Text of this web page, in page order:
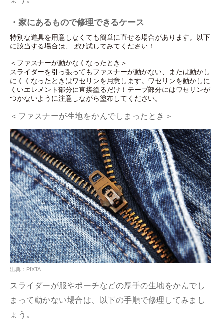
・家にあるもので修理できるケース
特別な道具を用意しなくても簡単に直せる場合があります。以下
に該当する場合は、ぜひ試してみてください！
＜ファスナーが動かなくなったとき＞
スライダーを引っ張ってもファスナーが動かない、または動かし
にくくなったときはワセリンを用意します。ワセリンを動かしに
くいエレメント部分に直接塗るだけ！テープ部分にはワセリンが
つかないように注意しながら塗布してください。
＜ファスナーが生地をかんでしまったとき＞
出典：PIXTA
スライダーが服やポーチなどの厚手の生地をかんでし
まって動かない場合は、以下の手順で修理してみまし
ょう。